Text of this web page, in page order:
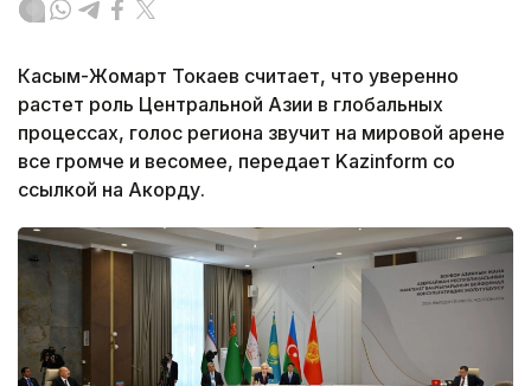
Касым-Жомарт Токаев считает, что уверенно
растет роль Центральной Азии в глобальных
процессах, голос региона звучит на мировой арене
все громче и весомее, передает Kazinform со
ссылкой на Акорду.